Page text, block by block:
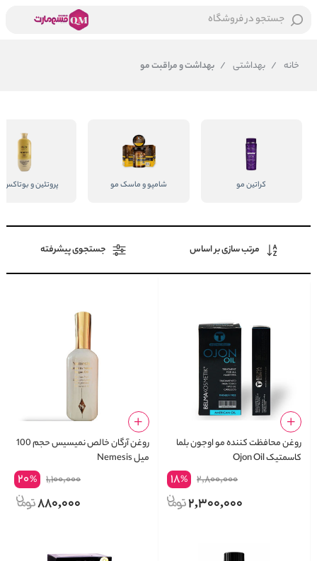
جستجو در فروشگاه
خانه / بهداشتی / بهداشت و مراقبت مو
کراتین مو شامپو و ماسک مو پروتئین و بوتاکس
مرتب سازی بر اساس جستجوی پیشرفته
روغن محافظت کننده مو اوجون بلما
کاسمتیک Ojon Oil
2,800,000
18%
2,300,000
روغن آرگان خالص نمیسیس حجم 100
میل Nemesis
1,100,000
20%
880,000